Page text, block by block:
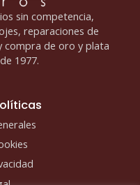
sin competencia,
reparaciones de
compra de oro y plata
1977.